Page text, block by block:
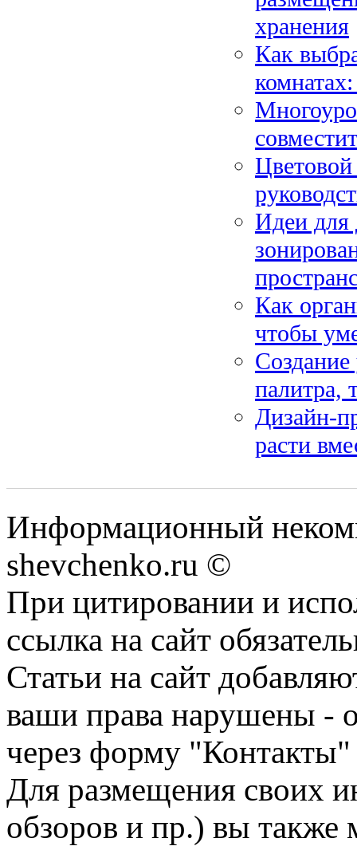
хранения
Как
Цветовой
Идеи для
Как
чтобы
палитра,
Дизайн-
расти
Информационный
shevchenko.ru ©
При цитировании и
ссылка на сайт
Статьи на сайт
ваши права нарушены -
через форму "Контакты"
Для размещения своих
обзоров и пр.) вы также